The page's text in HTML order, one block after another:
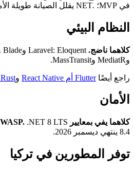
في MVP؛ .NET يقلل الصيانة طويلة الأمد.
النظام البيئي
كلاهما ناضج.
وMediatR وMassTransit.
راجع أيضًاFlutter أم React Native وRust أم Laravel
الأمان
كلاهما يفي بمعايير OWASP.
8.4 ينتهي ديسمبر 2026.
توفر المطورين في تركيا